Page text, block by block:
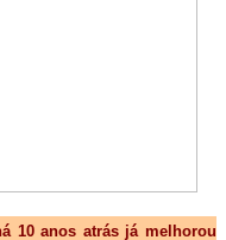
10 anos atrás já melhorou